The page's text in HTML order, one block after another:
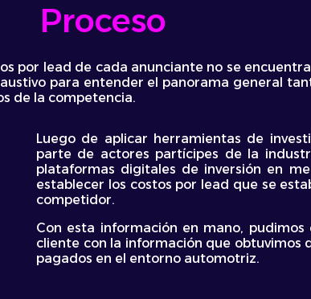
Proceso
por lead de cada anunciante no se
para entender el panorama general
de la competencia.
Luego de aplicar herramientas de
parte de actores partícipes de la
plataformas digitales de inversión en
establecer los costos por lead que se
competidor.
Con esta información en mano,
cliente con la información que obtuvimos
pagados en el entorno automotriz.